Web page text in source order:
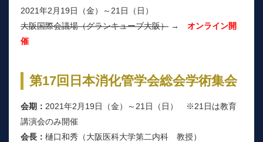
2021年2月19日（金）～21日（日）
大阪国際会議場（グランキューブ大阪） → オンライン開
催
第17回日本消化管学会総会学術集会
会期： 2021年2月19日（金）～21日（日） ※21日は教育
講演会のみ開催
会長： 樋口和秀（大阪医科大学第二内科 教授）